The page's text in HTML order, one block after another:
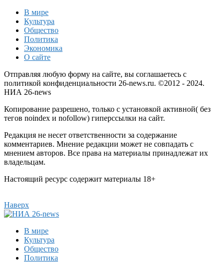
В мире
Культура
Общество
Политика
Экономика
О сайте
Отправляя любую форму на сайте, вы соглашаетесь с
политикой конфиденциальности 26-news.ru. ©2012 - 2024.
НИА 26-news
Копирование разрешено, только с установкой активной( без
тегов noindex и nofollow) гиперссылки на сайт.
Редакция не несет ответственности за содержание
комментариев. Мнение редакции может не совпадать с
мнением авторов. Все права на материалы принадлежат их
владельцам.
Настоящий ресурс содержит материалы 18+
Наверх
В мире
Культура
Общество
Политика